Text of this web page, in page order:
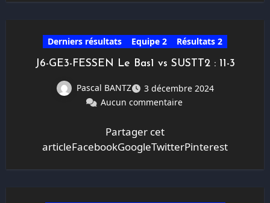
Derniers résultats Equipe 2 Résultats 2
J6-GE3-FESSEN Le Bas1 vs SUSTT2 : 11-3
Pascal BANTZ
3 décembre 2024
Aucun commentaire
Partager cet
articleFacebookGoogleTwitterPinterest